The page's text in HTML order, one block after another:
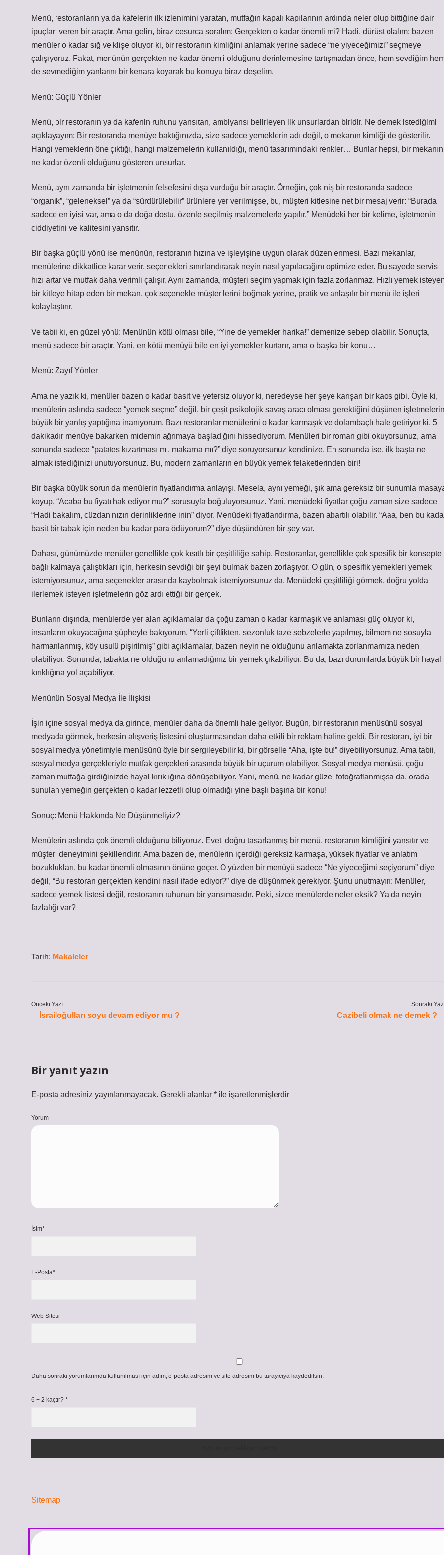
Menü, restoranların ya da kafelerin ilk izlenimini yaratan, mutfağın kapalı kapılarının ardında neler olup bittiğine dair
ipuçları veren bir araçtır. Ama gelin, biraz cesurca soralım: Gerçekten o kadar önemli mi? Hadi, dürüst olalım; bazen
menüler o kadar sığ ve klişe oluyor ki, bir restoranın kimliğini anlamak yerine sadece “ne yiyeceğimizi” seçmeye
çalışıyoruz. Fakat, menünün gerçekten ne kadar önemli olduğunu derinlemesine tartışmadan önce, hem sevdiğim
de sevmediğim yanlarını bir kenara koyarak bu konuyu biraz deşelim.
Menü: Güçlü Yönler
Menü, bir restoranın ya da kafenin ruhunu yansıtan, ambiyansı belirleyen ilk unsurlardan biridir. Ne demek istediğimi
açıklayayım: Bir restoranda menüye baktığınızda, size sadece yemeklerin adı değil, o mekanın kimliği de gösterilir.
Hangi yemeklerin öne çıktığı, hangi malzemelerin kullanıldığı, menü tasarımındaki renkler… Bunlar hepsi, bir mekanın
ne kadar özenli olduğunu gösteren unsurlar.
Menü, aynı zamanda bir işletmenin felsefesini dışa vurduğu bir araçtır. Örneğin, çok niş bir restoranda sadece
“organik”, “geleneksel” ya da “sürdürülebilir” ürünlere yer verilmişse, bu, müşteri kitlesine net bir mesaj verir: “Burada
sadece en iyisi var, ama o da doğa dostu, özenle seçilmiş malzemelerle yapılır.” Menüdeki her bir kelime, işletmenin
ciddiyetini ve kalitesini yansıtır.
Bir başka güçlü yönü ise menünün, restoranın hızına ve işleyişine uygun olarak düzenlenmesi. Bazı mekanlar,
menülerine dikkatlice karar verir, seçenekleri sınırlandırarak neyin nasıl yapılacağını optimize eder. Bu sayede servis
hızı artar ve mutfak daha verimli çalışır. Aynı zamanda, müşteri seçim yapmak için fazla zorlanmaz. Hızlı yemek
bir kitleye hitap eden bir mekan, çok seçenekle müşterilerini boğmak yerine, pratik ve anlaşılır bir menü ile işleri
kolaylaştırır.
Ve tabii ki, en güzel yönü: Menünün kötü olması bile, “Yine de yemekler harika!” demenize sebep olabilir. Sonuçta,
menü sadece bir araçtır. Yani, en kötü menüyü bile en iyi yemekler kurtarır, ama o başka bir konu…
Menü: Zayıf Yönler
Ama ne yazık ki, menüler bazen o kadar basit ve yetersiz oluyor ki, neredeyse her şeye karışan bir kaos gibi. Öyle ki,
menülerin aslında sadece “yemek seçme” değil, bir çeşit psikolojik savaş aracı olması gerektiğini düşünen işletmelerin
büyük bir yanlış yaptığına inanıyorum. Bazı restoranlar menülerini o kadar karmaşık ve dolambaçlı hale getiriyor ki, 5
dakikadır menüye bakarken midemin ağrımaya başladığını hissediyorum. Menüleri bir roman gibi okuyorsunuz, ama
sonunda sadece “patates kızartması mı, makarna mı?” diye soruyorsunuz kendinize. En sonunda ise, ilk başta ne
almak istediğinizi unutuyorsunuz. Bu, modern zamanların en büyük yemek felaketlerinden biri!
Bir başka büyük sorun da menülerin fiyatlandırma anlayışı. Mesela, aynı yemeği, şık ama gereksiz bir sunumla
koyup, “Acaba bu fiyatı hak ediyor mu?” sorusuyla boğuluyorsunuz. Yani, menüdeki fiyatlar çoğu zaman size sadece
“Hadi bakalım, cüzdanınızın derinliklerine inin” diyor. Menüdeki fiyatlandırma, bazen abartılı olabilir. “Aaa, ben bu
basit bir tabak için neden bu kadar para ödüyorum?” diye düşündüren bir şey var.
Dahası, günümüzde menüler genellikle çok kısıtlı bir çeşitliliğe sahip. Restoranlar, genellikle çok spesifik bir konsepte
bağlı kalmaya çalıştıkları için, herkesin sevdiği bir şeyi bulmak bazen zorlaşıyor. O gün, o spesifik yemekleri yemek
istemiyorsunuz, ama seçenekler arasında kaybolmak istemiyorsunuz da. Menüdeki çeşitliliği görmek, doğru yolda
ilerlemek isteyen işletmelerin göz ardı ettiği bir gerçek.
Bunların dışında, menülerde yer alan açıklamalar da çoğu zaman o kadar karmaşık ve anlaması güç oluyor ki,
insanların okuyacağına şüpheyle bakıyorum. “Yerli çiftlikten, sezonluk taze sebzelerle yapılmış, bilmem ne sosuyla
harmanlanmış, köy usulü pişirilmiş” gibi açıklamalar, bazen neyin ne olduğunu anlamakta zorlanmamıza neden
olabiliyor. Sonunda, tabakta ne olduğunu anlamadığınız bir yemek çıkabiliyor. Bu da, bazı durumlarda büyük bir hayal
kırıklığına yol açabiliyor.
Menünün Sosyal Medya İle İlişkisi
İşin içine sosyal medya da girince, menüler daha da önemli hale geliyor. Bugün, bir restoranın menüsünü sosyal
medyada görmek, herkesin alışveriş listesini oluşturmasından daha etkili bir reklam haline geldi. Bir restoran, iyi bir
sosyal medya yönetimiyle menüsünü öyle bir sergileyebilir ki, bir görselle “Aha, işte bu!” diyebiliyorsunuz. Ama tabii,
sosyal medya gerçekleriyle mutfak gerçekleri arasında büyük bir uçurum olabiliyor. Sosyal medya menüsü, çoğu
zaman mutfağa girdiğinizde hayal kırıklığına dönüşebiliyor. Yani, menü, ne kadar güzel fotoğraflanmışsa da, orada
sunulan yemeğin gerçekten o kadar lezzetli olup olmadığı yine başlı başına bir konu!
Sonuç: Menü Hakkında Ne Düşünmeliyiz?
Menülerin aslında çok önemli olduğunu biliyoruz. Evet, doğru tasarlanmış bir menü, restoranın kimliğini yansıtır ve
müşteri deneyimini şekillendirir. Ama bazen de, menülerin içerdiği gereksiz karmaşa, yüksek fiyatlar ve anlatım
bozuklukları, bu kadar önemli olmasının önüne geçer. O yüzden bir menüyü sadece “Ne yiyeceğimi seçiyorum” diye
değil, “Bu restoran gerçekten kendini nasıl ifade ediyor?” diye de düşünmek gerekiyor. Şunu unutmayın: Menüler,
sadece yemek listesi değil, restoranın ruhunun bir yansımasıdır. Peki, sizce menülerde neler eksik? Ya da neyin
fazlalığı var?
Tarih: Makaleler
Önceki Yazı
İsrailoğulları soyu devam ediyor mu ?
Sonraki
Cazibeli olmak ne demek ?
Bir yanıt yazın
E-posta adresiniz yayınlanmayacak. Gerekli alanlar * ile işaretlenmişlerdir
Yorum
İsim*
E-Posta*
Web Sitesi
Daha sonraki yorumlarımda kullanılması için adım, e-posta adresim ve site adresim bu tarayıcıya kaydedilsin.
6 + 2 kaçtır? *
Sitemap